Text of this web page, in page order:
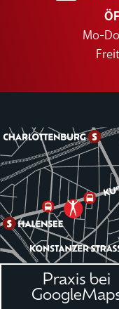
Mo-
Praxis bei